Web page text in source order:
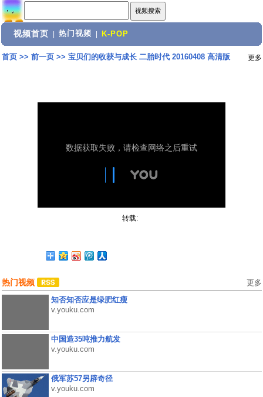
视频首页 热门视频 K-POP
首页>> 前一页>> 宝贝们的收获与成长 二胎时代 20160408 高清版 更多
转载:
热门视频 更多
知否知否应是绿肥红瘦
v.youku.com
中国造35吨推力航发
v.youku.com
俄军苏57另辟奇径
v.youku.com